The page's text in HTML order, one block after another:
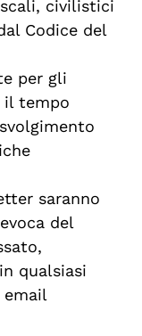
civilistici
Codice del
per gli
il tempo
saranno
del
qualsiasi
email